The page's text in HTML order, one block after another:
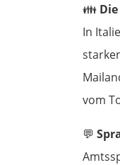
👪
In
vom
💬